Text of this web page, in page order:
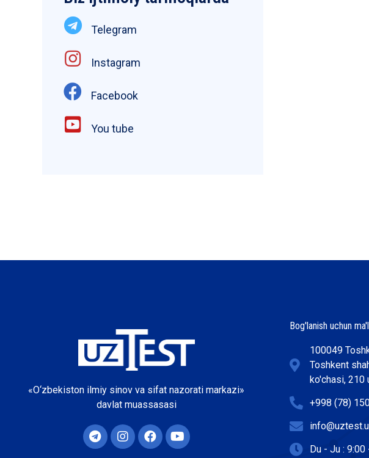
Telegram
Instagram
Facebook
You tube
«O‘zbekiston ilmiy sinov va sifat nazorati markazi»
davlat muassasasi
Bog'lanish uchun
100049
Toshkent
ko'chasi, 210
+998 (78)
Du - Ju : 9:00